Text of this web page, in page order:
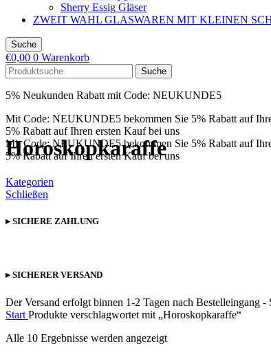
Sherry Essig Gläser
ZWEIT WAHL GLASWAREN MIT KLEINEN
Suche
€0,00 0 Warenkorb
Suche
5% Neukunden Rabatt mit Code: NEUKUNDE5
Mit Code: NEUKUNDE5 bekommen Sie 5% Rabatt auf
5% Rabatt auf Ihren ersten Kauf bei uns
Mit Code: NEUKUNDE5 bekommen Sie 5% Rabatt auf
5% Rabatt auf Ihren ersten Kauf bei uns
Horoskopkaraffe
Kategorien
Schließen
▸ SICHERE ZAHLUNG
▸ SICHERER VERSAND
Der Versand erfolgt binnen 1-2 Tagen nach Bestelleingang
Start Produkte verschlagwortet mit „Horoskopkaraffe“
Alle 10 Ergebnisse werden angezeigt